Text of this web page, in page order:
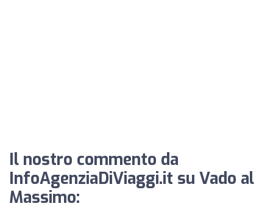
Il nostro commento da
InfoAgenziaDiViaggi.it su Vado al
Massimo: